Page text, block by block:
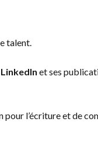
talent.
et ses
pour l’écriture et de